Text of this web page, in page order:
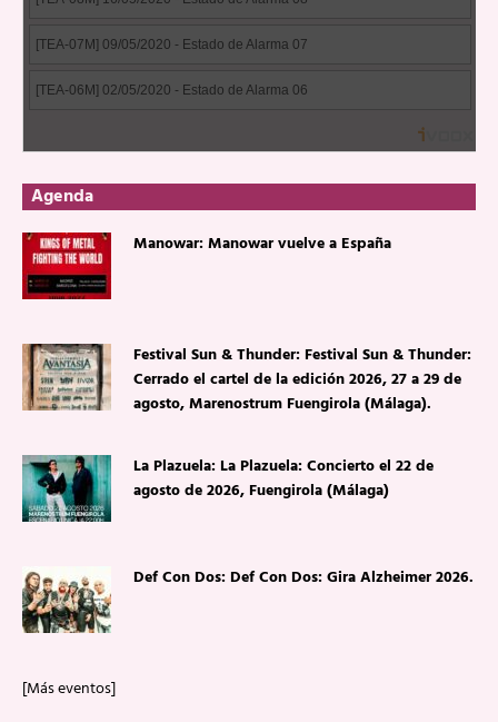
Agenda
Manowar: Manowar vuelve a España
Festival Sun & Thunder: Festival Sun & Thunder:
Cerrado el cartel de la edición 2026, 27 a 29 de
agosto, Marenostrum Fuengirola (Málaga).
La Plazuela: La Plazuela: Concierto el 22 de
agosto de 2026, Fuengirola (Málaga)
Def Con Dos: Def Con Dos: Gira Alzheimer 2026.
[Más eventos]